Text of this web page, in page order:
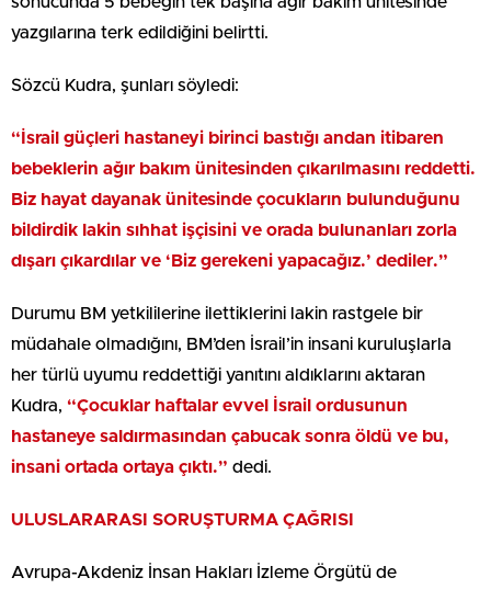
yazgılarına terk edildiğini belirtti.
Sözcü Kudra, şunları söyledi:
“İsrail güçleri hastaneyi birinci bastığı andan itibaren
bebeklerin ağır bakım ünitesinden çıkarılmasını reddetti.
Biz hayat dayanak ünitesinde çocukların bulunduğunu
bildirdik lakin sıhhat işçisini ve orada bulunanları zorla
dışarı çıkardılar ve ‘Biz gerekeni yapacağız.’ dediler.”
Durumu BM yetkililerine ilettiklerini lakin rastgele bir
müdahale olmadığını, BM’den İsrail’in insani kuruluşlarla
her türlü uyumu reddettiği yanıtını aldıklarını aktaran
Kudra, “Çocuklar haftalar evvel İsrail ordusunun
hastaneye saldırmasından çabucak sonra öldü ve bu,
insani ortada ortaya çıktı.” dedi.
ULUSLARARASI SORUŞTURMA ÇAĞRISI
Avrupa-Akdeniz İnsan Hakları İzleme Örgütü de